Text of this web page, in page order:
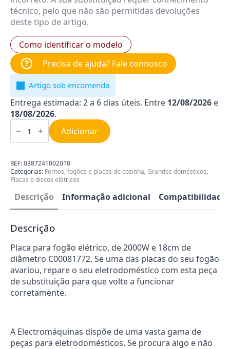
técnico, pelo que não são permitidas devoluções
deste tipo de artigo.
Como identificar o modelo
Precisa de ajuda? Fale connosco
Artigo sob encomenda
Entrega estimada: 2 a 6 dias úteis. Entre 12/08/2026 e
18/08/2026.
Quantidade
de
para
elétrico
18cm
2000W
0387241002010
Adicionar
REF:0387241002010
Categorias: Fornos, fogões e placas de cozinha,Grandes domésticos,
Placas e discos elétricos
Descrição Informação adicional Compatibilidades
Descrição
Placa para fogão elétrico, de 2000W e 18cm de
diâmetro C00081772. Se uma das placas do seu fogão
avariou, repare o seu eletrodoméstico com esta peça
de substituição para que volte a funcionar
corretamente.
A Electromáquinas dispõe de uma vasta gama de
peças para eletrodomésticos. Se procura algo e não